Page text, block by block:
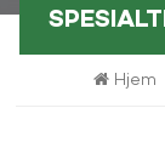
Hjem